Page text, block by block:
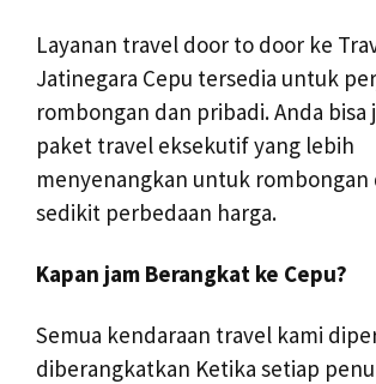
Layanan travel door to door ke
Jatinegara Cepu tersedia untuk
rombongan dan pribadi. Anda bisa
paket travel eksekutif yang lebih
menyenangkan untuk rombongan
sedikit perbedaan harga.
Kapan jam Berangkat ke Cepu?
Semua kendaraan travel kami
diberangkatkan Ketika setiap